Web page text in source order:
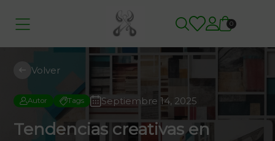
0
Volver
Autor Tags Septiembre 14, 2025
Tendencias creativas en